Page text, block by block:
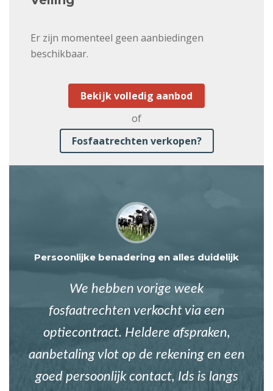
Er zijn momenteel geen aanbiedingen
beschikbaar.
Bekijk volledig aanbod
of
Fosfaatrechten verkopen?
Persoonlijke benadering en alles duidelijk
We hebben vorige week
fosfaatrechten verkocht via een
optiecontract. Heldere afspraken,
aanbetaling vlot op de rekening en een
goed persoonlijk contact, Ids is langs